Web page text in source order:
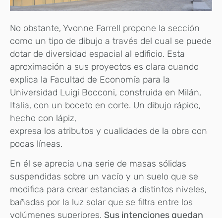
No obstante, Yvonne Farrell propone la sección
como un tipo de dibujo a través del cual se puede
dotar de diversidad espacial al edificio. Esta
aproximación a sus proyectos es clara cuando
explica la Facultad de Economía para la
Universidad Luigi Bocconi, construida en Milán,
Italia, con un boceto en corte. Un dibujo rápido,
hecho con lápiz,
expresa los atributos y cualidades de la obra con
pocas líneas.
En él se aprecia una serie de masas sólidas
suspendidas sobre un vacío y un suelo que se
modifica para crear estancias a distintos niveles,
bañadas por la luz solar que se filtra entre los
volúmenes superiores. Sus intenciones quedan